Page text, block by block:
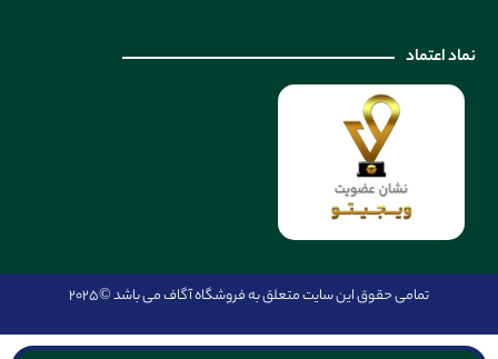
نماد اعتماد
تمامی حقوق این سایت متعلق به فروشگاه آگاف می باشد©2025